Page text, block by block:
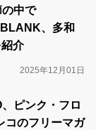
中で
、多和
介
2025年12月01日
ピンク・フロ
のフリーマガ